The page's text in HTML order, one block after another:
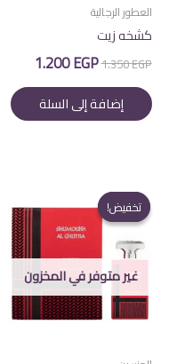
العطور الرجالية
كشخه زيت
1.350EGP السعر
الأصلي
هو:
1.350 EGP.
1.200EGP
هو:
1.200 EGP. إضافة إلى السلة
تخفيض!
غير متوفر في المخزون
تخفيض!